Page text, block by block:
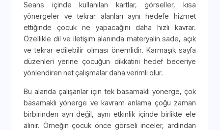
Seans içinde kullanılan kartlar, görseller, kısa
yönergeler ve tekrar alanları aynı hedefe hizmet
ettiğinde çocuk ne yapacağını daha hızlı kavrar.
Özellikle dil ve iletişim alanında materyalin sade, açık
ve tekrar edilebilir olması önemlidir. Karmaşık sayfa
düzenleri yerine çocuğun dikkatini hedef beceriye
yönlendiren net çalışmalar daha verimli olur.
Bu alanda çalışanlar için tek basamaklı yönerge, çok
basamaklı yönerge ve kavram anlama çoğu zaman
birbirinden ayrı değil, aynı etkinlik içinde birlikte ele
alınır. Örneğin çocuk önce görseli inceler, ardından